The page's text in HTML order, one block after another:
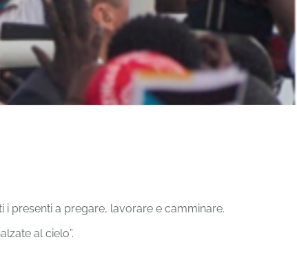
presenti a pregare, lavorare e camminare.
al cielo”.